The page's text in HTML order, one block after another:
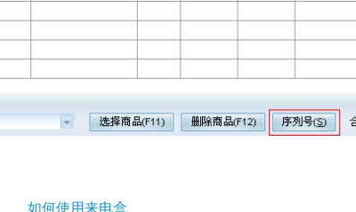
如何使用来电盒